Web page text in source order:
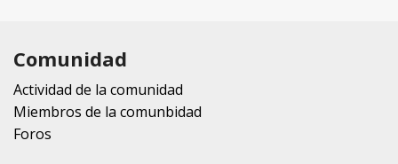
Comunidad
Actividad de la comunidad
Miembros de la comunbidad
Foros